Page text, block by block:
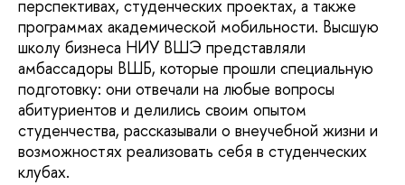
перспективах, студенческих проектах, а также
программах академической мобильности. Высшую
школу бизнеса НИУ ВШЭ представляли
амбассадоры ВШБ, которые прошли специальную
подготовку: они отвечали на любые вопросы
абитуриентов и делились своим опытом
студенчества, рассказывали о внеучебной жизни и
возможностях реализовать себя в студенческих
клубах.